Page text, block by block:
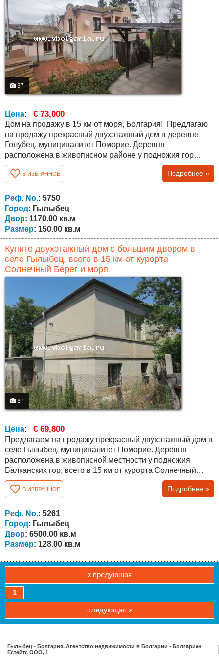
37
Цена: € 73,000
Дом на продажу в 15 км от моря, Болгария! Предлагаю
на продажу прекрасный двухэтажный дом в деревне
Голубец, муниципалитет Поморие. Деревня
расположена в живописном районе у подножия гор
Стара планина, всего в 15 км от курорта Солнечный
берег и в 38 км от гр. Бургас. Недвижимость имеет
общую площадь 150 кв.м. и состоит из: первого этажа ,
где есть большая комната (тип таверны) с камином,
большой салон, ванная комната с туалетом,...
В ИЗБРАННОЕ Подробнее »
Реф. No.: 5750
Город: Гылыбец
Двор: 1170.00 кв.м
Размер: 150.00 кв.м
Купите двухэтажный дом с большим двором в
селе Гылыбец, всего в 15 км от курорта
Солнечный Берег и моря.
37
Цена: € 69,800
Предлагаем на продажу прекрасный двухэтажный дом в
селе Гылыбец, муниципалитет Поморие. Деревня
расположена в живописной местности у подножия
Балканских гор, всего в 15 км от курорта Солнечный
берег и в 38 км от города Бургас. Общая площадь дома
составляет 128 кв.м. со следующей планировкой: на
первом этаже - гостиная, комната, место для ванной
комнаты с туалетом и подвал. На втором этаже три
комнаты и гостиная. Недвижимость...
В ИЗБРАННОЕ Подробнее »
Реф. No.: 5261
Город: Гылыбец
Двор: 6500.00 кв.м
Размер: 128.00 кв.м
« предующая
1
следующая »
Гылыбец - Болгария. Агентство недвижимости в Болгарии - Болгариен
Естейтс ООО, 1